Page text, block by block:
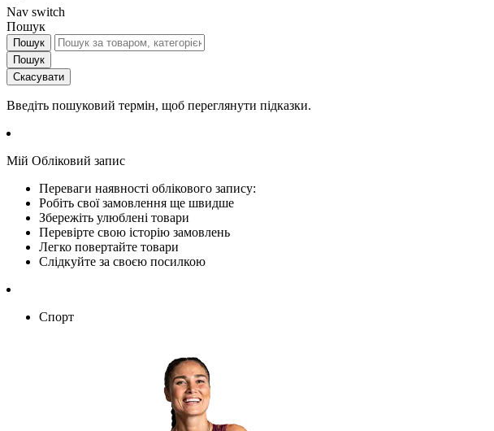
Nav switch
Пошук
Пошук
Пошук
Скасувати
Введіть пошуковий термін, щоб переглянути підказки.
Мій Обліковий запис
Переваги наявності облікового запису:
Робіть свої замовлення ще швидше
Збережіть улюблені товари
Перевірте свою історію замовлень
Легко повертайте товари
Слідкуйте за своєю посилкою
Спорт